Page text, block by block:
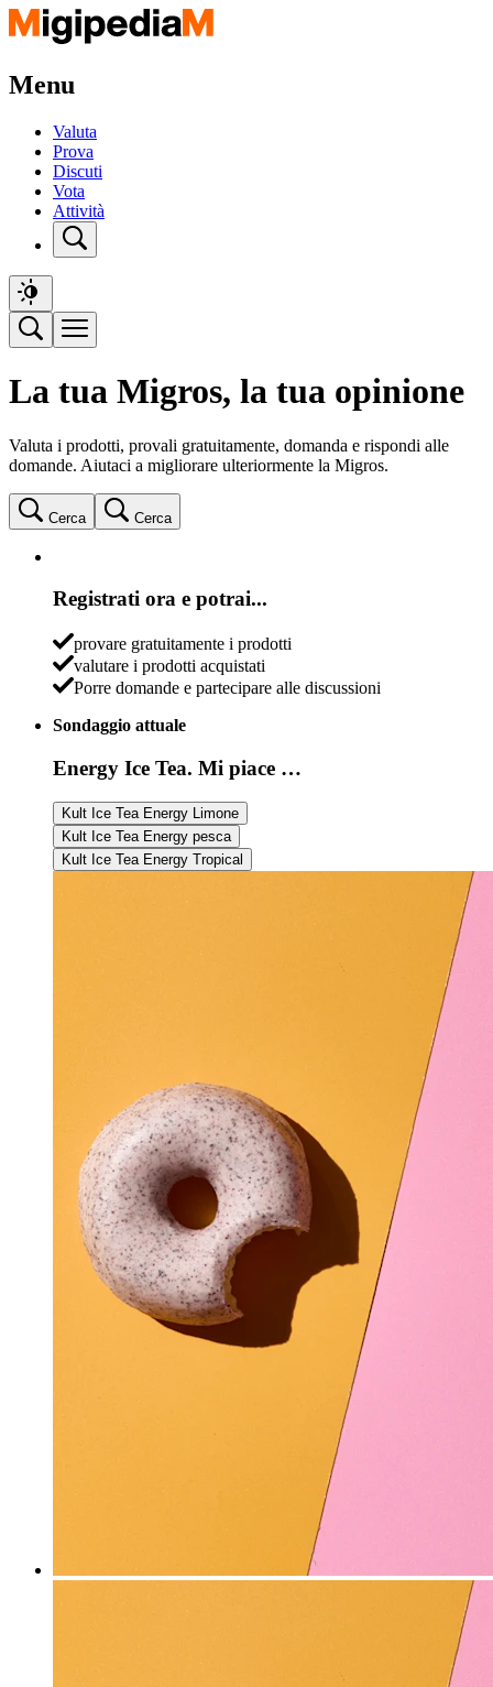
Menu
Valuta
Prova
Discuti
Vota
Attività
La tua Migros, la tua opinione
Valuta i prodotti, provali gratuitamente, domanda e rispondi alle
domande. Aiutaci a migliorare ulteriormente la Migros.
Cerca Cerca
Registrati ora e potrai...
provare gratuitamente i prodotti
valutare i prodotti acquistati
Porre domande e partecipare alle discussioni
Sondaggio attuale
Energy Ice Tea. Mi piace …
Kult Ice Tea Energy Limone
Kult Ice Tea Energy pesca
Kult Ice Tea Energy Tropical